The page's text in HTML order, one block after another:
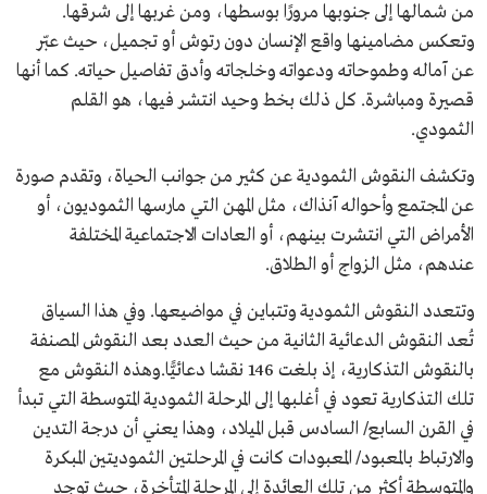
من شمالها إلى جنوبها مرورًا بوسطها، ومن غربها إلى شرقها.
وتعكس مضامينها واقع الإنسان دون رتوش أو تجميل، حيث عبّر
عن آماله وطموحاته ودعواته وخلجاته وأدق تفاصيل حياته. كما أنها
قصيرة ومباشرة. كل ذلك بخط وحيد انتشر فيها، هو القلم
الثمودي.
وتكشف النقوش الثمودية عن كثير من جوانب الحياة، وتقدم صورة
عن المجتمع وأحواله آنذاك، مثل المهن التي مارسها الثموديون، أو
الأمراض التي انتشرت بينهم، أو العادات الاجتماعية المختلفة
عندهم، مثل الزواج أو الطلاق.
وتتعدد النقوش الثمودية وتتباين في مواضيعها. وفي هذا السياق
تُعد النقوش الدعائية الثانية من حيث العدد بعد النقوش المصنفة
بالنقوش التذكارية، إذ بلغت 146 نقشا دعائيًّا.وهذه النقوش مع
تلك التذكارية تعود في أغلبها إلى المرحلة الثمودية المتوسطة التي تبدأ
في القرن السابع/ السادس قبل الميلاد، وهذا يعني أن درجة التدين
والارتباط بالمعبود/ المعبودات كانت في المرحلتين الثموديتين المبكرة
والمتوسطة أكثر من تلك العائدة إلى المرحلة المتأخرة، حيث توجد